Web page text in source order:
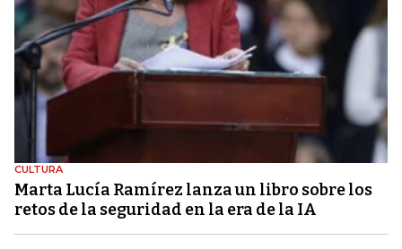
CULTURA
Marta Lucía Ramírez lanza un libro sobre los
retos de la seguridad en la era de la IA